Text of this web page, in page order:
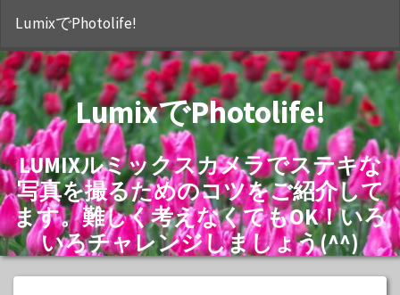
LumixでPhotolife!
LumixでPhotolife!
LUMIXルミックスカメラでステキな
写真を撮るためのコツをご紹介して
ます。難しく考えなくてもOK！いろ
いろチャレンジしましょう(^^)